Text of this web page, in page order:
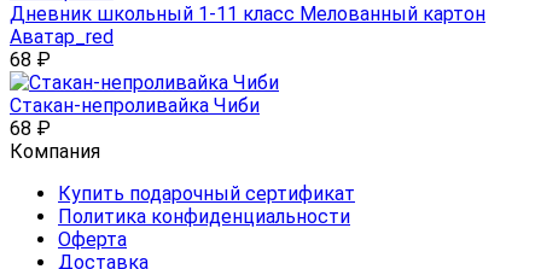
Дневник школьный 1-11 класс Мелованный картон
Аватар_red
68 ₽
Стакан-непроливайка Чиби
68 ₽
Компания
Купить подарочный сертификат
Политика конфиденциальности
Оферта
Доставка